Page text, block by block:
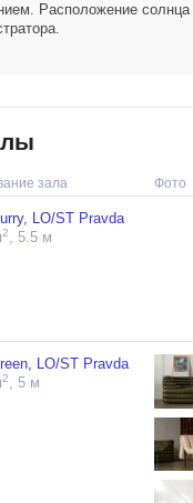
Расположение солнца
зала Фото
LO/ST Pravda
2, 5.5 м
LO/ST Pravda
2, 5 м